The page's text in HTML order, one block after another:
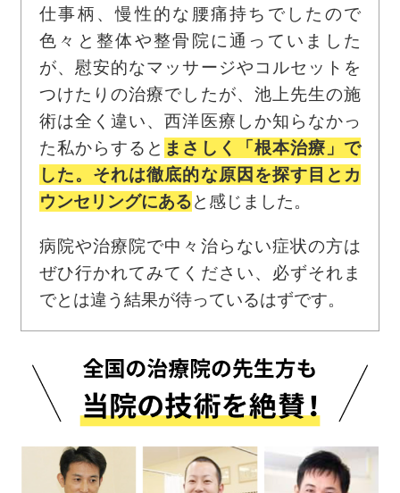
仕事柄、慢性的な腰痛持ちでしたので
色々と整体や整骨院に通っていました
が、慰安的なマッサージやコルセットを
つけたりの治療でしたが、池上先生の施
術は全く違い、西洋医療しか知らなかっ
た私からすると まさしく「根本治療」で
した。それは徹底的な原因を探す目とカ
ウンセリングにあると感じました。
病院や治療院で中々治らない症状の方は
ぜひ行かれてみてください、必ずそれま
でとは違う結果が待っているはずです。